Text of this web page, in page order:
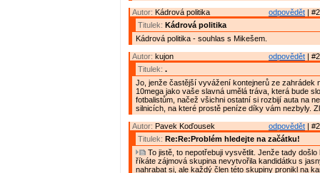
odpovědět |
Autor: Kádrová politika
Titulek: Kádrová politika
Kádrová politika - souhlas s Mikešem.
odpovědět |
Autor: kujon
Titulek: .
Jo, jenže častější vyvážení kontejnerů ze zahrádek
10mega jako vaše slavná umělá tráva, která bude
fotbalistům, načež všichni ostatní si rozbijí auta na
silnicích, na které prostě peníze díky vám nezbyly.
odpovědět |
Autor: Pavek Koďousek
Titulek: Re:Re:Problém hledejte na začátku!
To jistě, to nepotřebuji vysvětlit. Jenže tady
říkáte zájmová skupina nevytvořila kandidátku s
nahrabat si, ale každý člen této skupiny pronikl na